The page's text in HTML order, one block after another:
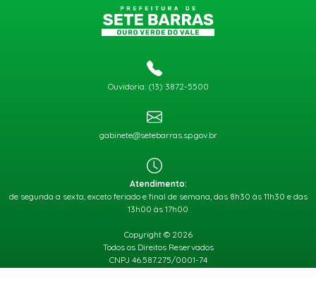
Ouvidoria: (13) 3872-5500
gabinete@setebarras.sp.gov.br
Atendimento:
de segunda a sexta, exceto feriado e final de semana, das 8h30 às 11h30 e das
13h00 às 17h00
Copyright © 2026
Todos os Direitos Reservados
CNPJ 46.587.275/0001-74